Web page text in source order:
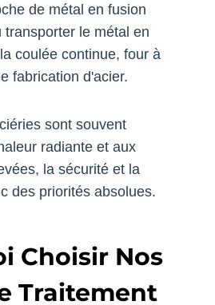
de métal en fusion
transporter le métal en
coulée continue, four à
fabrication d'acier.
sont souvent
radiante et aux
la sécurité et la
des priorités absolues.
Choisir Nos
Traitement